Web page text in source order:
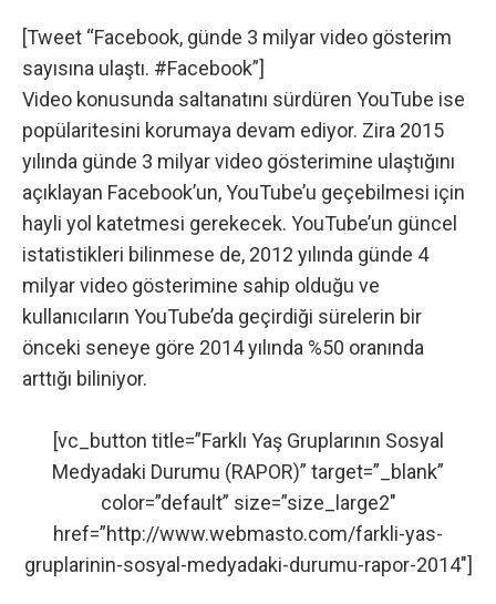
[Tweet “Facebook, günde 3 milyar video gösterim
sayısına ulaştı. #Facebook”]
Video konusunda saltanatını sürdüren YouTube ise
popülaritesini korumaya devam ediyor. Zira 2015
yılında günde 3 milyar video gösterimine ulaştığını
açıklayan Facebook’un, YouTube’u geçebilmesi için
hayli yol katetmesi gerekecek. YouTube’un güncel
istatistikleri bilinmese de, 2012 yılında günde 4
milyar video gösterimine sahip olduğu ve
kullanıcıların YouTube’da geçirdiği sürelerin bir
önceki seneye göre 2014 yılında %50 oranında
arttığı biliniyor.
[vc_button title=”Farklı Yaş Gruplarının Sosyal
Medyadaki Durumu (RAPOR)” target=”_blank”
color=”default” size=”size_large2″
href=”http://www.webmasto.com/farkli-yas-
gruplarinin-sosyal-medyadaki-durumu-rapor-2014″]